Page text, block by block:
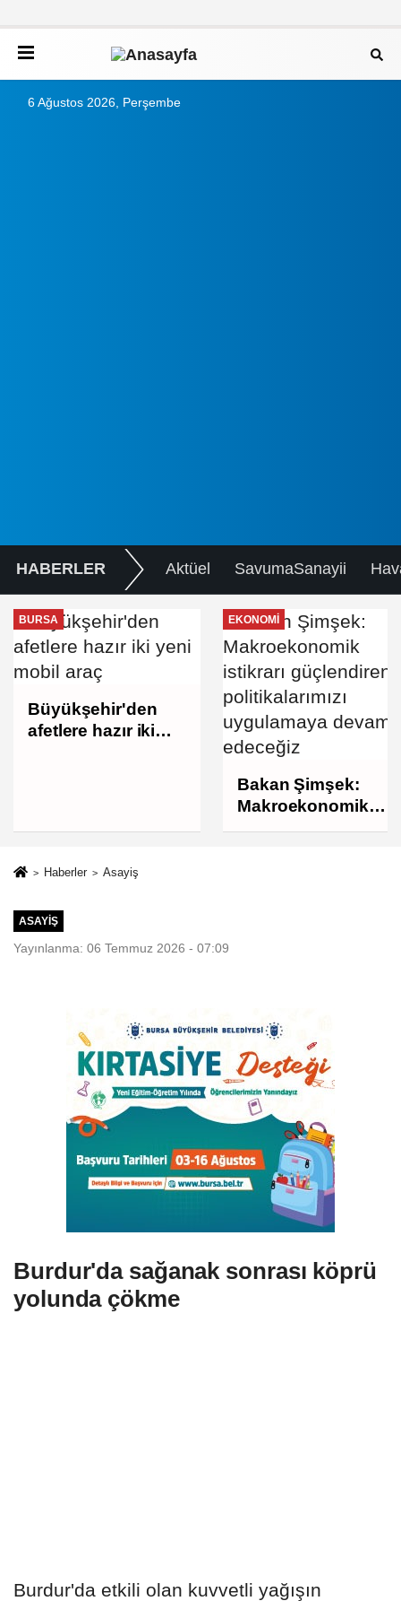
6 Ağustos 2026, Perşembe
HABERLER Aktüel SavumaSanayii
BURSA
Büyükşehir'den
afetlere hazır iki
EKONOMI
Bakan Şimşek:
Makroekonomik
istikrarı
Haberler Asayiş
ASAYIŞ
Yayınlanma: 06 Temmuz 2026 - 07:09
Burdur'da sağanak sonrası köprü
yolunda çökme
Burdur'da etkili olan kuvvetli yağışın